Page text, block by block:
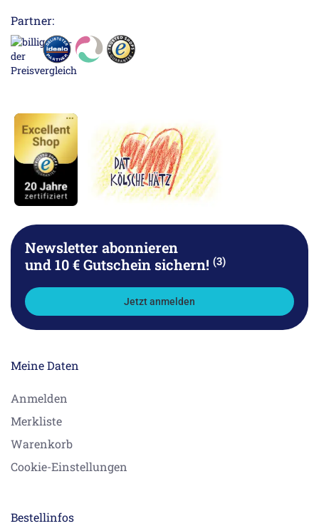
Partner:
Newsletter abonnieren
und 10 € Gutschein sichern! (3)
Jetzt anmelden
Meine Daten
Anmelden
Merkliste
Warenkorb
Cookie-Einstellungen
Bestellinfos